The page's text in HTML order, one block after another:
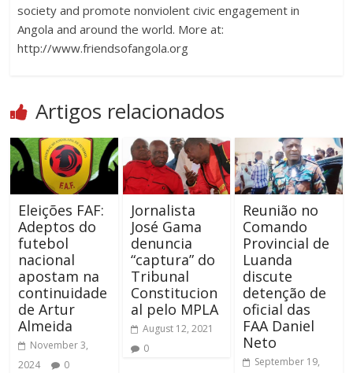
society and promote nonviolent civic engagement in
Angola and around the world. More at:
http://www.friendsofangola.org
Artigos relacionados
Eleições FAF:
Adeptos do
futebol
nacional
apostam na
continuidade
de Artur
Almeida
November 3,
2024
0
Jornalista
José Gama
denuncia
“captura” do
Tribunal
Constitucion
al pelo MPLA
August 12, 2021
0
Reunião no
Comando
Provincial de
Luanda
discute
detenção de
oficial das
FAA Daniel
Neto
September 19,